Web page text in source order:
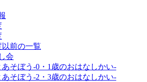
以前の一覧
会
あそぼう-0・1歳のおはなしかい-
あそぼう-2・3歳のおはなしかい-